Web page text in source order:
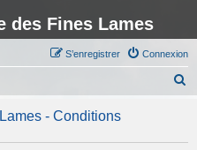
des Fines Lames
Connexion
S’enregistrer
h
- Conditions